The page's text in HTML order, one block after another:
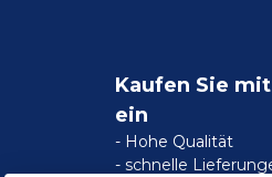
Kaufen Sie
ein
- Hohe Qualität
- schnelle